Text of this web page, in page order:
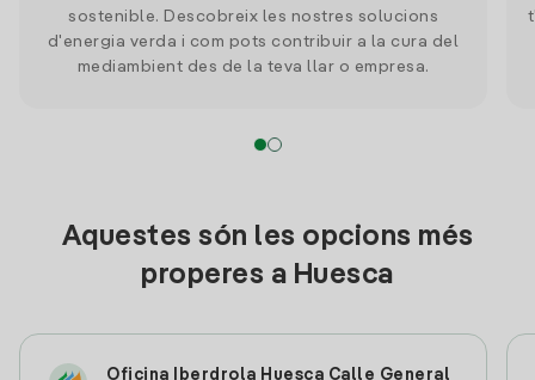
sostenible. Descobreix les nostres solucions
d'energia verda i com pots contribuir a la cura del
mediambient des de la teva llar o empresa.
Aquestes són les opcions més
properes a Huesca
Oficina Iberdrola Huesca Calle General